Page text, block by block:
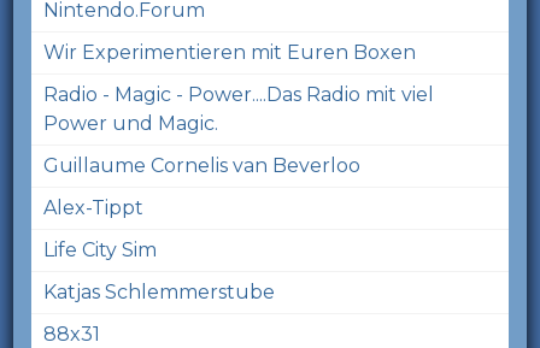
Nintendo.Forum
Wir Experimentieren mit Euren Boxen
Radio - Magic - Power....Das Radio mit viel
Power und Magic.
Guillaume Cornelis van Beverloo
Alex-Tippt
Life City Sim
Katjas Schlemmerstube
88x31